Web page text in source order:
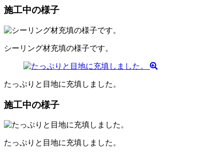
施工中の様子
シーリング材充填の様子です。
たっぷりと目地に充填しました。
施工中の様子
たっぷりと目地に充填しました。